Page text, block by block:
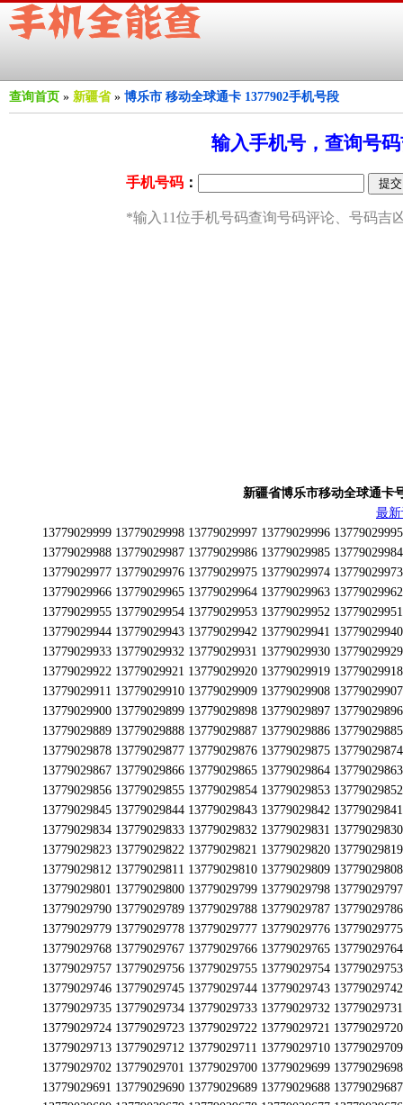
查询首页 » 新疆省 » 博乐市 移动全球通卡 1377902手机号段
输入手机号，查询号
新疆省博乐市移动全球通卡
最
13779029999 13779029998 13779029997 13779029996 13779029995 13779029994 13779029993 13779029992 13779029991 13779029990 13779029989 13779029988 13779029987 13779029986 13779029985 13779029984 13779029983 13779029982 13779029981 13779029980 13779029979 13779029978 13779029977 13779029976 13779029975 13779029974 13779029973 13779029972 13779029971 13779029970 13779029969 13779029968 13779029967 13779029966 13779029965 13779029964 13779029963 13779029962 13779029961 13779029960 13779029959 13779029958 13779029957 13779029956 13779029955 13779029954 13779029953 13779029952 13779029951 13779029950 13779029949 13779029948 13779029947 13779029946 13779029945 13779029944 13779029943 13779029942 13779029941 13779029940 13779029939 13779029938 13779029937 13779029936 13779029935 13779029934 13779029933 13779029932 13779029931 13779029930 13779029929 13779029928 13779029927 13779029926 13779029925 13779029924 13779029923 13779029922 13779029921 13779029920 13779029919 13779029918 13779029917 13779029916 13779029915 13779029914 13779029913 13779029912 13779029911 13779029910 13779029909 13779029908 13779029907 13779029906 13779029905 13779029904 13779029903 13779029902 13779029901 13779029900 13779029899 13779029898 13779029897 13779029896 13779029895 13779029894 13779029893 13779029892 13779029891 13779029890 13779029889 13779029888 13779029887 13779029886 13779029885 13779029884 13779029883 13779029882 13779029881 13779029880 13779029879 13779029878 13779029877 13779029876 13779029875 13779029874 13779029873 13779029872 13779029871 13779029870 13779029869 13779029868 13779029867 13779029866 13779029865 13779029864 13779029863 13779029862 13779029861 13779029860 13779029859 13779029858 13779029857 13779029856 13779029855 13779029854 13779029853 13779029852 13779029851 13779029850 13779029849 13779029848 13779029847 13779029846 13779029845 13779029844 13779029843 13779029842 13779029841 13779029840 13779029839 13779029838 13779029837 13779029836 13779029835 13779029834 13779029833 13779029832 13779029831 13779029830 13779029829 13779029828 13779029827 13779029826 13779029825 13779029824 13779029823 13779029822 13779029821 13779029820 13779029819 13779029818 13779029817 13779029816 13779029815 13779029814 13779029813 13779029812 13779029811 13779029810 13779029809 13779029808 13779029807 13779029806 13779029805 13779029804 13779029803 13779029802 13779029801 13779029800 13779029799 13779029798 13779029797 13779029796 13779029795 13779029794 13779029793 13779029792 13779029791 13779029790 13779029789 13779029788 13779029787 13779029786 13779029785 13779029784 13779029783 13779029782 13779029781 13779029780 13779029779 13779029778 13779029777 13779029776 13779029775 13779029774 13779029773 13779029772 13779029771 13779029770 13779029769 13779029768 13779029767 13779029766 13779029765 13779029764 13779029763 13779029762 13779029761 13779029760 13779029759 13779029758 13779029757 13779029756 13779029755 13779029754 13779029753 13779029752 13779029751 13779029750 13779029749 13779029748 13779029747 13779029746 13779029745 13779029744 13779029743 13779029742 13779029741 13779029740 13779029739 13779029738 13779029737 13779029736 13779029735 13779029734 13779029733 13779029732 13779029731 13779029730 13779029729 13779029728 13779029727 13779029726 13779029725 13779029724 13779029723 13779029722 13779029721 13779029720 13779029719 13779029718 13779029717 13779029716 13779029715 13779029714 13779029713 13779029712 13779029711 13779029710 13779029709 13779029708 13779029707 13779029706 13779029705 13779029704 13779029703 13779029702 13779029701 13779029700 13779029699 13779029698 13779029697 13779029696 13779029695 13779029694 13779029693 13779029692 13779029691 13779029690 13779029689 13779029688 13779029687 13779029686 13779029685 13779029684 13779029683 13779029682 13779029681 13779029680 13779029679 13779029678 13779029677 13779029676 13779029675 13779029674 13779029673 13779029672 13779029671 13779029670 13779029669 13779029668 13779029667 13779029666 13779029665 13779029664 13779029663 13779029662 13779029661 13779029660 13779029659 13779029658 13779029657 13779029656 13779029655 13779029654 13779029653 13779029652 13779029651 13779029650 13779029649 13779029648 13779029647 13779029646 13779029645 13779029644 13779029643 13779029642 13779029641 13779029640 13779029639 13779029638 13779029637 13779029636 13779029635